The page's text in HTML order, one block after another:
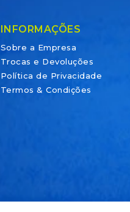
INFORMAÇÕES
Sobre a Empresa
Trocas e Devoluções
Política de Privacidade
Termos & Condições